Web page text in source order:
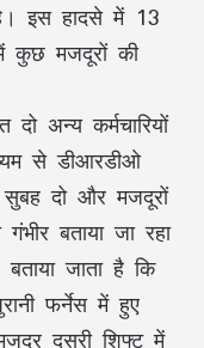
इस हादसे में 13
मजदूरों की
अन्य कर्मचारियों
से डीआरडीओ
दो और मजदूरों
बताया जा रहा
जाता है कि
फर्नेस में हुए